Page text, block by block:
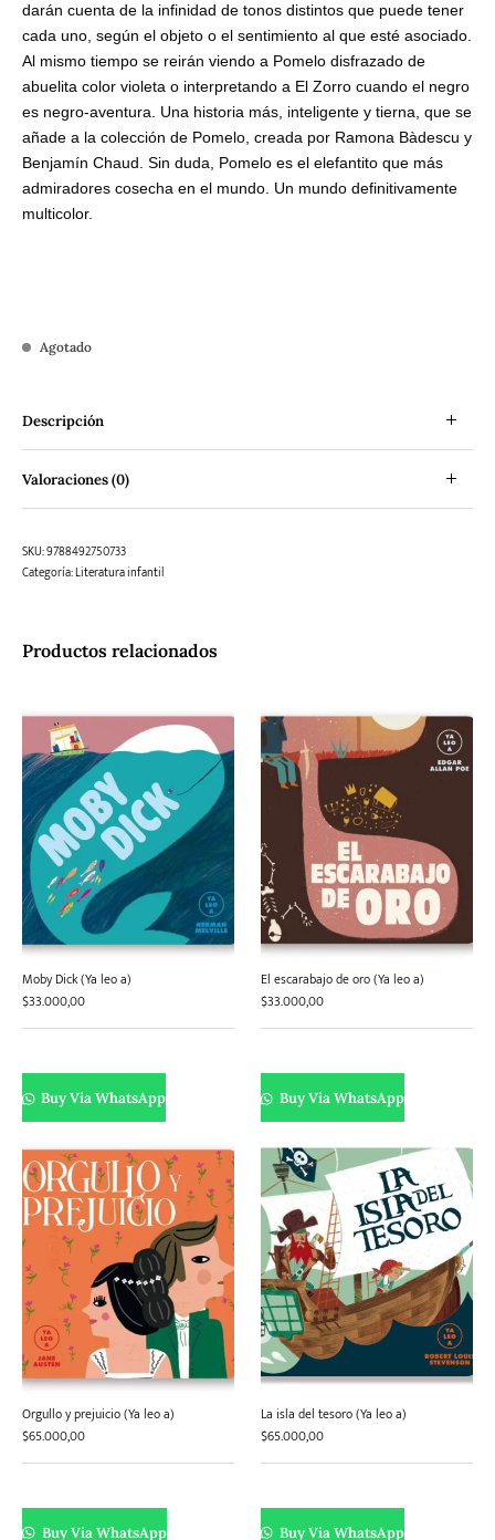
darán cuenta de la infinidad de tonos distintos que puede tener
cada uno, según el objeto o el sentimiento al que esté asociado.
Al mismo tiempo se reirán viendo a Pomelo disfrazado de
abuelita color violeta o interpretando a El Zorro cuando el negro
es negro-aventura. Una historia más, inteligente y tierna, que se
añade a la colección de Pomelo, creada por Ramona Bàdescu y
Benjamín Chaud. Sin duda, Pomelo es el elefantito que más
admiradores cosecha en el mundo. Un mundo definitivamente
multicolor.
Agotado
Descripción
Valoraciones (0)
SKU:9788492750733
Categoría:Literatura infantil
Productos relacionados
Moby Dick (Ya leo a)
$33.000,00
Buy Via WhatsApp
El escarabajo de oro (Ya leo a)
$33.000,00
Buy Via WhatsApp
Orgullo y prejuicio (Ya leo a)
$65.000,00
Buy Via WhatsApp
La isla del tesoro (Ya leo a)
$65.000,00
Buy Via WhatsApp